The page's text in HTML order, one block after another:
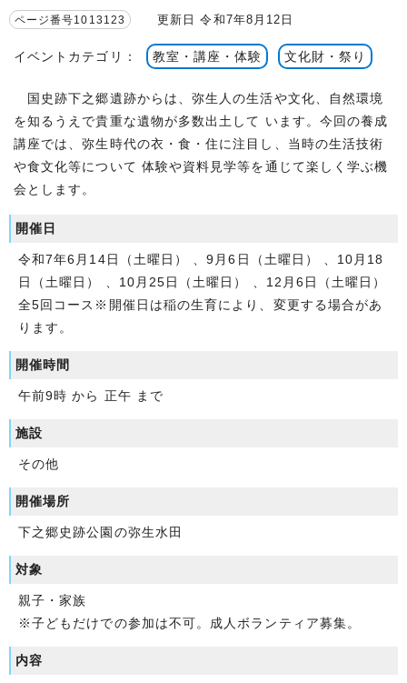
ページ番号1013123 更新日 令和7年8月12日
イベントカテゴリ： 教室・講座・体験 文化財・祭り
国史跡下之郷遺跡からは、弥生人の生活や文化、自然環境
を知るうえで貴重な遺物が多数出土して います。今回の養成
講座では、弥生時代の衣・食・住に注目し、当時の生活技術
や食文化等について 体験や資料見学等を通じて楽しく学ぶ機
会とします。
開催日
令和7年6月14日（土曜日） 、9月6日（土曜日） 、10月18
日（土曜日） 、10月25日（土曜日） 、12月6日（土曜日）
全5回コース※開催日は稲の生育により、変更する場合があ
ります。
開催時間
午前9時 から 正午 まで
施設
その他
開催場所
下之郷史跡公園の弥生水田
対象
親子・家族
※子どもだけでの参加は不可。成人ボランティア募集。
内容